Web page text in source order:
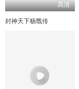
高清
封神天下杨戬传